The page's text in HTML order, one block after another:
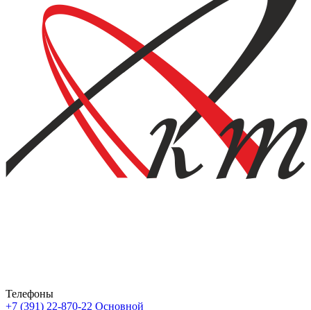
Телефоны
+7 (391) 22-870-22 Основной